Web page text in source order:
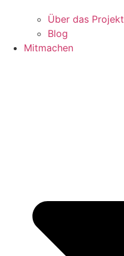
Über das Projekt
Blog
Mitmachen